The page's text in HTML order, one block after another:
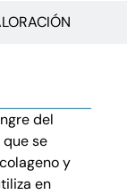
del
se
y
en